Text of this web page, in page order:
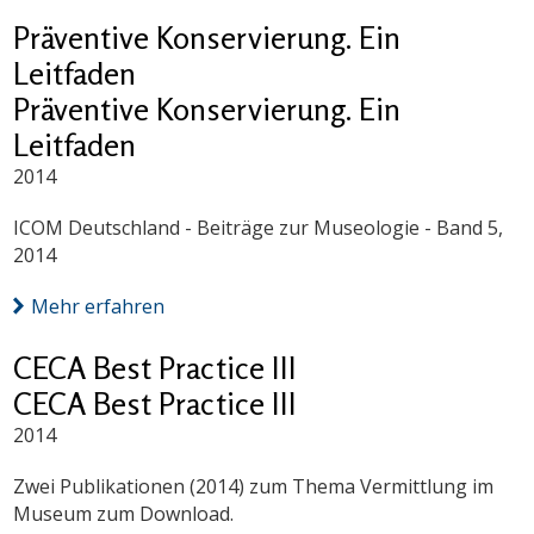
Präventive Konservierung. Ein
Leitfaden
Präventive Konservierung. Ein
Leitfaden
2014
ICOM Deutschland - Beiträge zur Museologie - Band 5,
2014
Mehr erfahren
CECA Best Practice III
CECA Best Practice III
2014
Zwei Publikationen (2014) zum Thema Vermittlung im
Museum zum Download.